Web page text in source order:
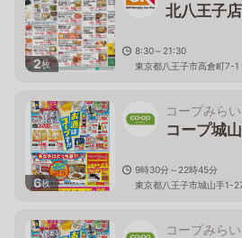
2枚
北八王子店
8:30～21:30
東京都八王子市高倉町7-1
6枚
コープみらい
コープ城
9時30分～22時45分
東京都八王子市城山手1-
コープみらい